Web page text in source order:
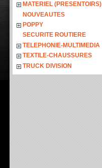
MATERIEL (PRESENTOIRS)
NOUVEAUTES
POPPY
SECURITE ROUTIERE
TELEPHONIE-MULTIMEDIA
TEXTILE-CHAUSSURES
TRUCK DIVISION